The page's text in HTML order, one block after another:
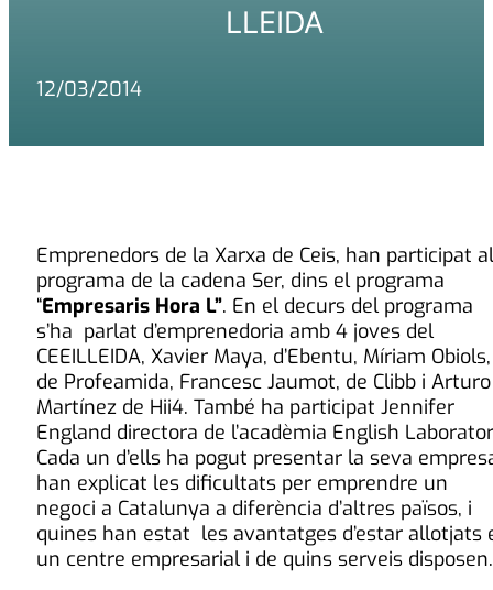
LLEIDA
12/03/2014
Emprenedors de la Xarxa de Ceis, han participat al
programa de la cadena Ser, dins el programa
“Empresaris Hora L”. En el decurs del programa
s’ha parlat d’emprenedoria amb 4 joves del
CEEILLEIDA, Xavier Maya, d’Ebentu, Míriam Obiols,
de Profeamida, Francesc Jaumot, de Clibb i Arturo
Martínez de Hii4. També ha participat Jennifer
England directora de l’acadèmia English
Cada un d’ells ha pogut presentar la seva
han explicat les dificultats per emprendre un
negoci a Catalunya a diferència d’altres països, i
quines han estat les avantatges d’estar allotjats
un centre empresarial i de quins serveis disposen.